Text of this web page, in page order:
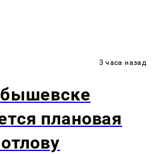
3 часа назад
плановая